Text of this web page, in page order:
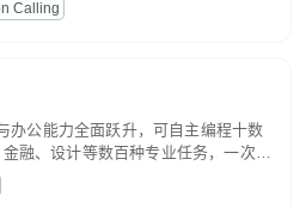
Calling
办公能力全面跃升，可自主编程十数
融、设计等数百种专业任务，一次对
视觉理解贯穿规划、执行与验证全流
度语义解析。长程任务中自主规划与